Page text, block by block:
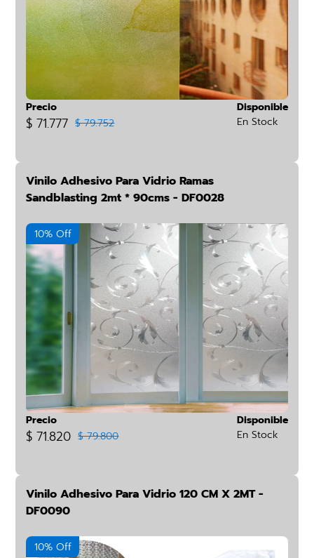
Precio
$ 71.777 $ 79.752
Disponible
En Stock
Vinilo Adhesivo Para Vidrio Ramas
Sandblasting 2mt * 90cms - DF0028
10% Off
Precio
$ 71.820 $ 79.800
Disponible
En Stock
Vinilo Adhesivo Para Vidrio 120 CM X 2MT -
DF0090
10% Off